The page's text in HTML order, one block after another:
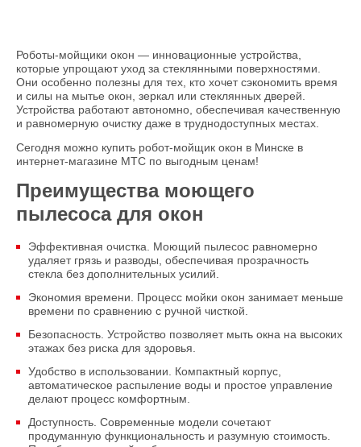
Роботы-мойщики окон — инновационные устройства,
которые упрощают уход за стеклянными поверхностями.
Они особенно полезны для тех, кто хочет сэкономить время
и силы на мытье окон, зеркал или стеклянных дверей.
Устройства работают автономно, обеспечивая качественную
и равномерную очистку даже в труднодоступных местах.
Сегодня можно купить робот-мойщик окон в Минске в
интернет-магазине МТС по выгодным ценам!
Преимущества моющего
пылесоса для окон
Эффективная очистка. Моющий пылесос равномерно
удаляет грязь и разводы, обеспечивая прозрачность
стекла без дополнительных усилий.
Экономия времени. Процесс мойки окон занимает меньше
времени по сравнению с ручной чисткой.
Безопасность. Устройство позволяет мыть окна на высоких
этажах без риска для здоровья.
Удобство в использовании. Компактный корпус,
автоматическое распыление воды и простое управление
делают процесс комфортным.
Доступность. Современные модели сочетают
продуманную функциональность и разумную стоимость.